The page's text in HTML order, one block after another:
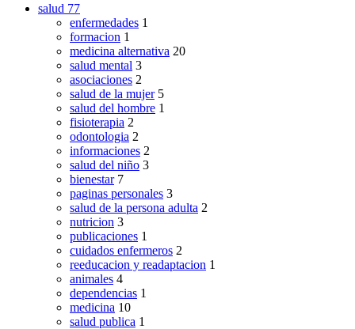
salud 77
enfermedades 1
formacion 1
medicina alternativa 20
salud mental 3
asociaciones 2
salud de la mujer 5
salud del hombre 1
fisioterapia 2
odontologia 2
informaciones 2
salud del niño 3
bienestar 7
paginas personales 3
salud de la persona adulta 2
nutricion 3
publicaciones 1
cuidados enfermeros 2
reeducacion y readaptacion 1
animales 4
dependencias 1
medicina 10
salud publica 1